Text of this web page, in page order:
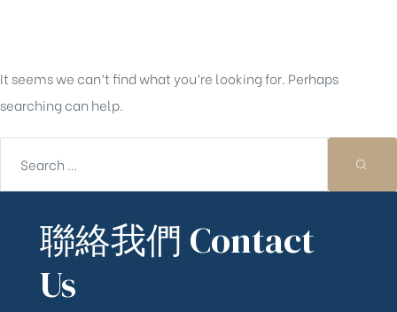
It seems we can’t find what you’re looking for. Perhaps
searching can help.
聯絡我們 Contact
Us